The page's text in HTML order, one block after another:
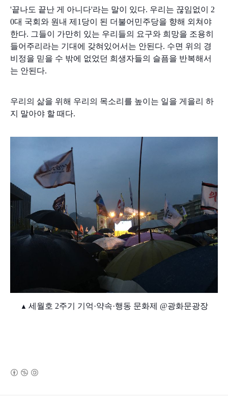
'끝나도 끝난 게 아니다'라는 말이 있다. 우리는 끊임없이 2
0대 국회와 원내 제1당이 된 더불어민주당을 향해 외쳐야
한다. 그들이 가만히 있는 우리들의 요구와 희망을 조용히
들어주리라는 기대에 갖혀있어서는 안된다. 수면 위의 경
비정을 믿을 수 밖에 없었던 희생자들의 슬픔을 반복해서
는 안된다.
우리의 삶을 위해 우리의 목소리를 높이는 일을 게을리 하
지 말아야 할 때다.
▲ 세월호 2주기 기억·약속·행동 문화제 @광화문광장